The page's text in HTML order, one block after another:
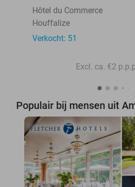
Hôtel du Commerce
Houffalize
Verkocht: 51
Excl. ca. €2
Populair bij mensen uit